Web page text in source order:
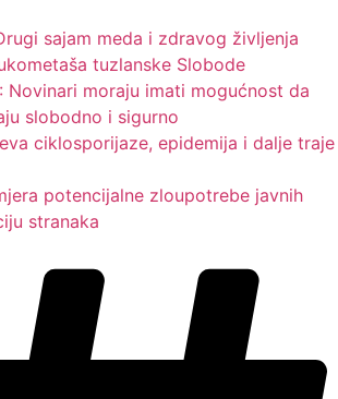
sajam meda i zdravog življenja
tuzlanske Slobode
Novinari moraju imati mogućnost da
slobodno i sigurno
ciklosporijaze, epidemija i dalje traje
potencijalne zloupotrebe javnih
stranaka